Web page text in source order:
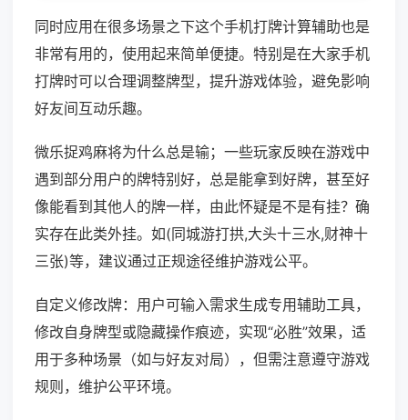
同时应用在很多场景之下这个手机打牌计算辅助也是
非常有用的，使用起来简单便捷。特别是在大家手机
打牌时可以合理调整牌型，提升游戏体验，避免影响
好友间互动乐趣。
微乐捉鸡麻将为什么总是输；一些玩家反映在游戏中
遇到部分用户的牌特别好，总是能拿到好牌，甚至好
像能看到其他人的牌一样，由此怀疑是不是有挂？确
实存在此类外挂。如(同城游打拱,大头十三水,财神十
三张)等，建议通过正规途径维护游戏公平。
自定义修改牌：用户可输入需求生成专用辅助工具，
修改自身牌型或隐藏操作痕迹，实现“必胜”效果，适
用于多种场景（如与好友对局），但需注意遵守游戏
规则，维护公平环境。